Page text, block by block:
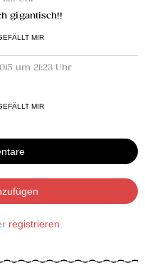
gigantisch!!
MIR
um 21:23 Uhr
MIR
registrieren